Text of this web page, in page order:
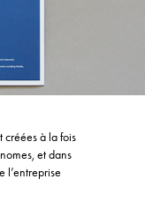
créées à la fois
et dans
l’entreprise